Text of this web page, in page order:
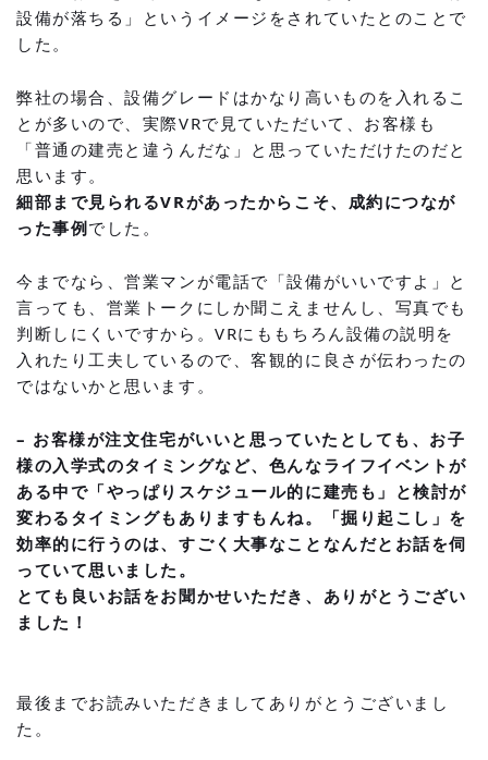
設備が落ちる」というイメージをされていたとのことで
した。
弊社の場合、設備グレードはかなり高いものを入れるこ
とが多いので、実際VRで見ていただいて、お客様も
「普通の建売と違うんだな」と思っていただけたのだと
思います。
細部まで見られるVRがあったからこそ、成約につなが
った事例でした。
今までなら、営業マンが電話で「設備がいいですよ」と
言っても、営業トークにしか聞こえませんし、写真でも
判断しにくいですから。VRにももちろん設備の説明を
入れたり工夫しているので、客観的に良さが伝わったの
ではないかと思います。
– お客様が注文住宅がいいと思っていたとしても、お子
様の入学式のタイミングなど、色んなライフイベントが
ある中で「やっぱりスケジュール的に建売も」と検討が
変わるタイミングもありますもんね。「掘り起こし」を
効率的に行うのは、すごく大事なことなんだとお話を伺
っていて思いました。
とても良いお話をお聞かせいただき、ありがとうござい
ました！
最後までお読みいただきましてありがとうございまし
た。